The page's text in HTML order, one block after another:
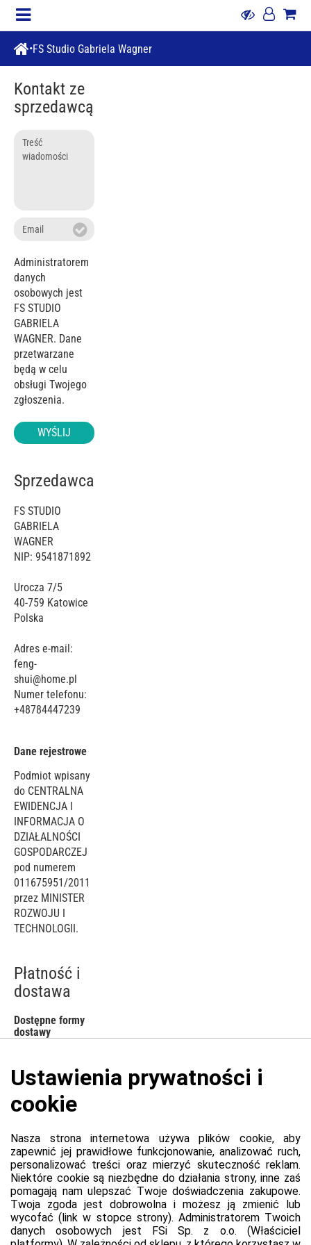
FS Studio Gabriela Wagner
Kontakt ze
sprzedawcą
Treść
wiadomości
Email
Administratorem
danych
osobowych jest
FS STUDIO
GABRIELA
WAGNER. Dane
przetwarzane
będą w celu
obsługi Twojego
zgłoszenia.
WYŚLIJ
Sprzedawca
FS STUDIO
GABRIELA
WAGNER
NIP: 9541871892
Urocza 7/5
40-759 Katowice
Polska
Adres e-mail:
feng-
shui@home.pl
Numer telefonu:
+48784447239
Dane rejestrowe
Podmiot wpisany
do CENTRALNA
EWIDENCJA I
INFORMACJA O
DZIAŁALNOŚCI
GOSPODARCZEJ
pod numerem
011675951/2011
przez MINISTER
ROZWOJU I
TECHNOLOGII.
Płatność i
dostawa
Dostępne formy
dostawy
Platforma
Informacje o platformie
Regulamin dla kupujących
Polityka prywatności platformy
Zgłoś błąd lub naruszenie